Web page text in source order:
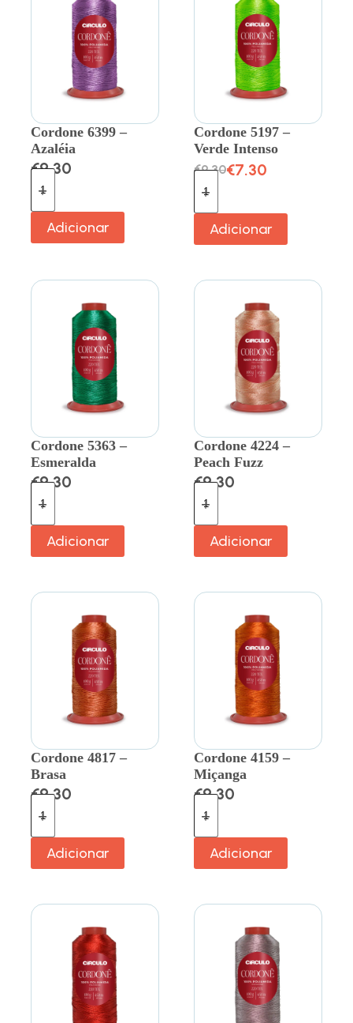
Cordone 6399 –
Azaléia
€9.30
Adicionar
Cordone 5197 –
Verde Intenso
€9.30€7.30
Adicionar
Cordone 5363 –
Esmeralda
€9.30
Adicionar
Cordone 4224 –
Peach Fuzz
€9.30
Adicionar
Cordone 4817 –
Brasa
€9.30
Adicionar
Cordone 4159 –
Miçanga
€9.30
Adicionar